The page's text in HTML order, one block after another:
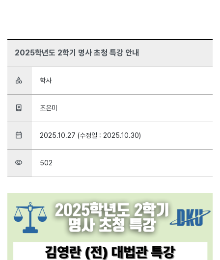
2025학년도 2학기 명사 초청 특강 안내
category 학사
person_book 조은미
date_range 2025.10.27 (수정일 : 2025.10.30)
visibility 502